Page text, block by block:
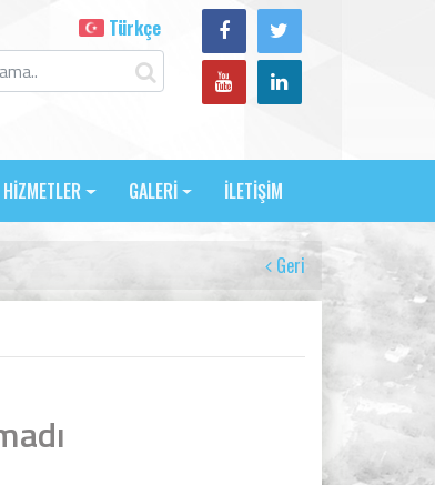
Türkçe
HİZMETLER GALERİ İLETİŞİM
Geri